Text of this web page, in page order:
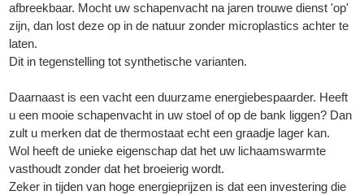
afbreekbaar. Mocht uw schapenvacht na jaren trouwe dienst 'op'
zijn, dan lost deze op in de natuur zonder microplastics achter te
laten.
Dit in tegenstelling tot synthetische varianten.
Daarnaast is een vacht een duurzame energiebespaarder. Heeft
u een mooie schapenvacht in uw stoel of op de bank liggen? Dan
zult u merken dat de thermostaat echt een graadje lager kan.
Wol heeft de unieke eigenschap dat het uw lichaamswarmte
vasthoudt zonder dat het broeierig wordt.
Zeker in tijden van hoge energieprijzen is dat een investering die